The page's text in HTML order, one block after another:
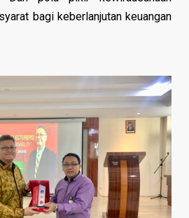
bagi keberlanjutan keuangan